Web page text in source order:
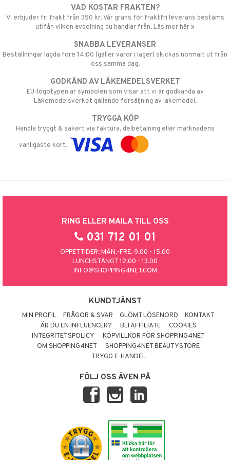
VAD KOSTAR FRAKTEN?
Vi erbjuder fri frakt från 350 kr. Vår gräns för fraktfri leverans bestäms
utifån vilken avdelning du handlar från. Läs mer här »
SNABBA LEVERANSER
Beställningar lagda före 14:00 (gäller varor i lager) skickas normalt ut från
oss samma dag.
GODKÄND AV LÄKEMEDELSVERKET
EU-logotypen är symbolen som visar att vi är godkända av
Läkemedelsverket gällande försäljning av läkemedel.
TRYGGA KÖP
Handla tryggt & säkert via faktura, delbetalning eller marknadens
vanligaste kort.
RING ELLER MAILA TILL OSS
031 712 01 01
ÖPPETTIDER: MÅN.-FRE. 9.00 - 15.00
LUNCHSTÄNGT 12.00 - 13.00
INFO@SHOPPING4NET.COM
KUNDTJÄNST
MIN PROFIL FRÅGOR & SVAR GLÖMT LÖSENORD
KONTAKT
ÄR DU EN INFLUENCER?
BLI AFFILIATE
COOKIES
INTEGRITETSPOLICY
KÖPVILLKOR FÖR SHOPPING4NET
OM SHOPPING4NET
SHOPPING4NET BEAUTYSTORE
TRYGG E-HANDEL
FÖLJ OSS ÄVEN PÅ